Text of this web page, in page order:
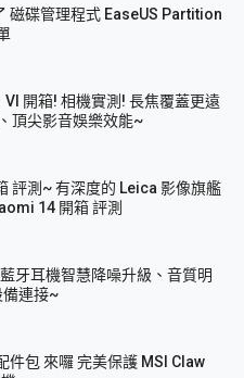
磁碟管理程式 EaseUS Partition
VI 開箱! 相機實測! 長焦覆蓋更遠
頂尖影音娛樂效能~
評測~ 有深度的 Leica 影像旗艦
14 開箱 評測
牙耳機智慧降噪升級、音質明
備連接~
件包 來囉 完美保護 MSI Claw